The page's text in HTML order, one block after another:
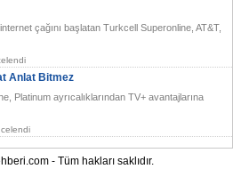
çağını başlatan Turkcell Superonline, AT&T,
Anlat Bitmez
Platinum ayrıcalıklarından TV+ avantajlarına
- Tüm hakları saklıdır.